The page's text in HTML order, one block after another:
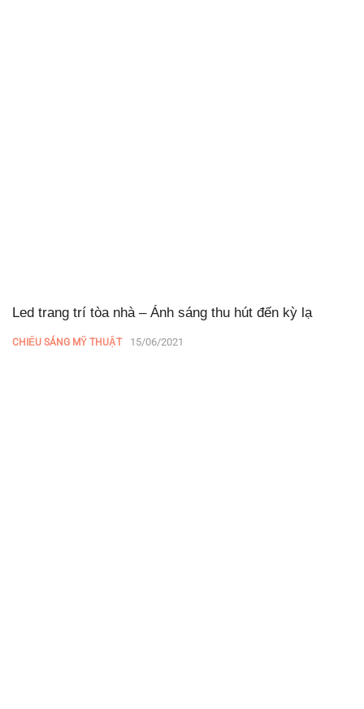
Led trang trí tòa nhà – Ánh sáng thu hút đến kỳ lạ
CHIẾU SÁNG MỸ THUẬT 15/06/2021